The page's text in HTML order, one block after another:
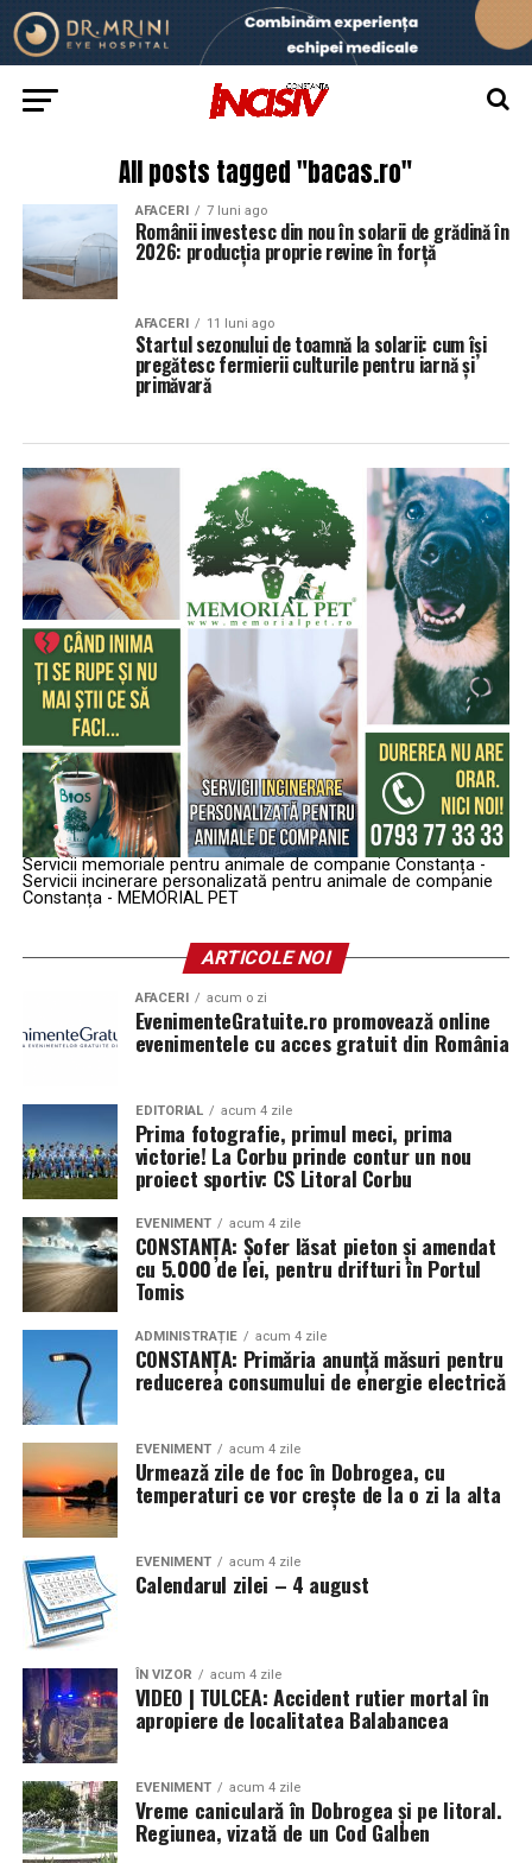
All posts tagged "bacas.ro"
AFACERI 7 luni ago
Românii investesc din nou în solarii de grădină în
2026: producția proprie revine în forță
AFACERI 11 luni ago
Startul sezonului de toamnă la solarii: cum își
pregătesc fermierii culturile pentru iarnă și
primăvară
Servicii memoriale pentru animale de companie Constanța -
Servicii incinerare personalizată pentru animale de companie
Constanța - MEMORIAL PET
ARTICOLE NOI
AFACERI acum o zi
EvenimenteGratuite.ro promovează online
evenimentele cu acces gratuit din România
EDITORIAL acum 4 zile
Prima fotografie, primul meci, prima
victorie! La Corbu prinde contur un nou
proiect sportiv: CS Litoral Corbu
EVENIMENT acum 4 zile
CONSTANȚA: Șofer lăsat pieton și amendat
cu 5.000 de lei, pentru drifturi în Portul
Tomis
ADMINISTRAȚIE acum 4 zile
CONSTANȚA: Primăria anunță măsuri pentru
reducerea consumului de energie electrică
EVENIMENT acum 4 zile
Urmează zile de foc în Dobrogea, cu
temperaturi ce vor crește de la o zi la alta
EVENIMENT acum 4 zile
Calendarul zilei – 4 august
ÎN VIZOR acum 4 zile
VIDEO | TULCEA: Accident rutier mortal în
apropiere de localitatea Balabancea
EVENIMENT acum 4 zile
Vreme caniculară în Dobrogea și pe litoral.
Regiunea, vizată de un Cod Galben